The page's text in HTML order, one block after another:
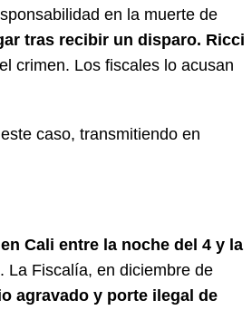
en la muerte de
tras recibir un disparo. Ricci
crimen. Los fiscales lo acusan
caso, transmitiendo en
Cali entre la noche del 4 y la
La Fiscalía, en diciembre de
agravado y porte ilegal de